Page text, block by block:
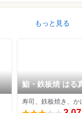
もっと見る
鮨・鉄板焼 はる
店
寿司、鉄板焼き、か